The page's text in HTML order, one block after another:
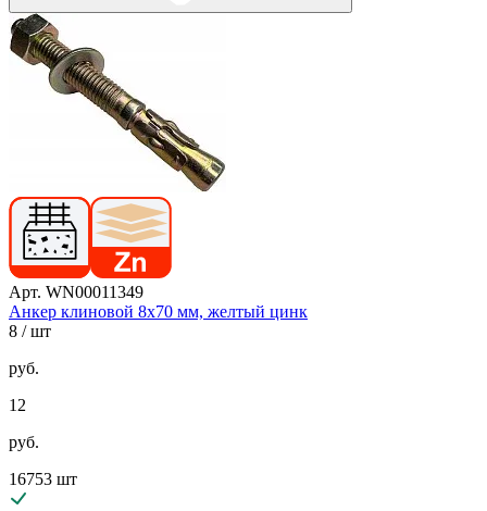
Арт. WN00011349
Анкер клиновой 8х70 мм, желтый цинк
8 / шт
руб.
12
руб.
16753 шт